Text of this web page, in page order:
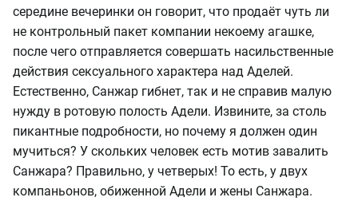
середине вечеринки он говорит, что продаёт чуть ли
не контрольный пакет компании некоему агашке,
после чего отправляется совершать насильственные
действия сексуального характера над Аделей.
Естественно, Санжар гибнет, так и не справив малую
нужду в ротовую полость Адели. Извините, за столь
пикантные подробности, но почему я должен один
мучиться? У скольких человек есть мотив завалить
Санжара? Правильно, у четверых! То есть, у двух
компаньонов, обиженной Адели и жены Санжара.